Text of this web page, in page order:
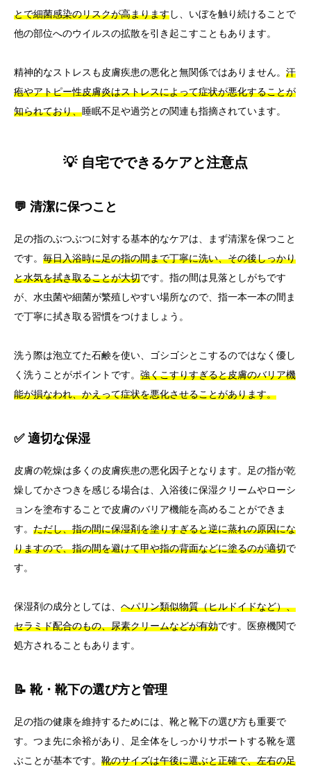
とで細菌感染のリスクが高まりますし、いぼを触り続けることで
他の部位へのウイルスの拡散を引き起こすこともあります。
精神的なストレスも皮膚疾患の悪化と無関係ではありません。 汗
疱やアトピー性皮膚炎はストレスによって症状が悪化することが
知られており、睡眠不足や過労との関連も指摘されています。
💡 自宅でできるケアと注意点
💬 清潔に保つこと
足の指のぶつぶつに対する基本的なケアは、まず清潔を保つこと
です。 毎日入浴時に足の指の間まで丁寧に洗い、その後しっかり
と水気を拭き取ることが大切です。指の間は見落としがちです
が、水虫菌や細菌が繁殖しやすい場所なので、指一本一本の間ま
で丁寧に拭き取る習慣をつけましょう。
洗う際は泡立てた石鹸を使い、ゴシゴシとこするのではなく優し
く洗うことがポイントです。 強くこすりすぎると皮膚のバリア機
能が損なわれ、かえって症状を悪化させることがあります。
✅ 適切な保湿
皮膚の乾燥は多くの皮膚疾患の悪化因子となります。足の指が乾
燥してかさつきを感じる場合は、入浴後に保湿クリームやローシ
ョンを塗布することで皮膚のバリア機能を高めることができま
す。 ただし、指の間に保湿剤を塗りすぎると逆に蒸れの原因にな
りますので、指の間を避けて甲や指の背面などに塗るのが適切で
す。
保湿剤の成分としては、 ヘパリン類似物質（ヒルドイドなど）、
セラミド配合のもの、尿素クリームなどが有効です。医療機関で
処方されることもあります。
📝 靴・靴下の選び方と管理
足の指の健康を維持するためには、靴と靴下の選び方も重要で
す。つま先に余裕があり、足全体をしっかりサポートする靴を選
ぶことが基本です。 靴のサイズは午後に選ぶと正確で、左右の足